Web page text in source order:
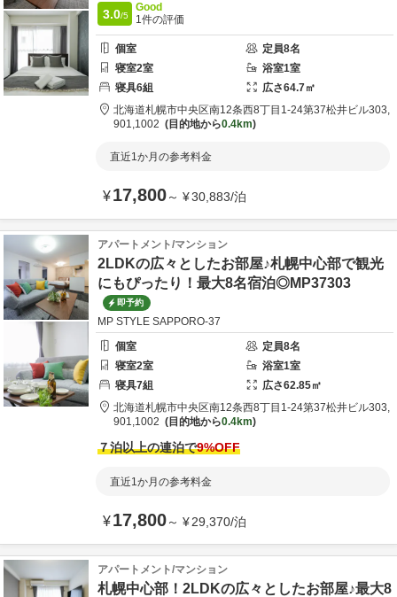
3.0/5
Good
1件の評価
個室 定員8名
寝室2室 浴室1室
寝具6組 広さ64.7㎡
北海道札幌市中央区南12条西8丁目1-24第37松井ビル303,
901,1002
目的地から0.4km
直近1か月の参考料金
¥17,800～ ¥30,883/泊
アパートメント/マンション
2LDKの広々としたお部屋♪札幌中心部で観光
にもぴったり！最大8名宿泊◎MP37303
即予約
MP STYLE SAPPORO-37
個室
定員8名
寝室2室 浴室1室
寝具7組 広さ62.85㎡
北海道札幌市中央区南12条西8丁目1-24第37松井ビル303,
901,1002
目的地から0.4km
７泊以上の連泊で9%OFF
直近1か月の参考料金
¥17,800～ ¥29,370/泊
アパートメント/マンション
札幌中心部！2LDKの広々としたお部屋♪最大8